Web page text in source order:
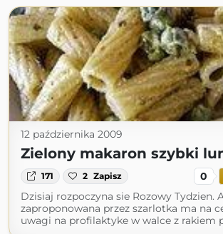
12 października 2009
Zielony makaron szybki
171 2 Zapisz 0
Dzisiaj rozpoczyna sie Rozowy Tydzien.
zaproponowana przez szarlotka ma na
uwagi na profilaktyke w walce z rakiem